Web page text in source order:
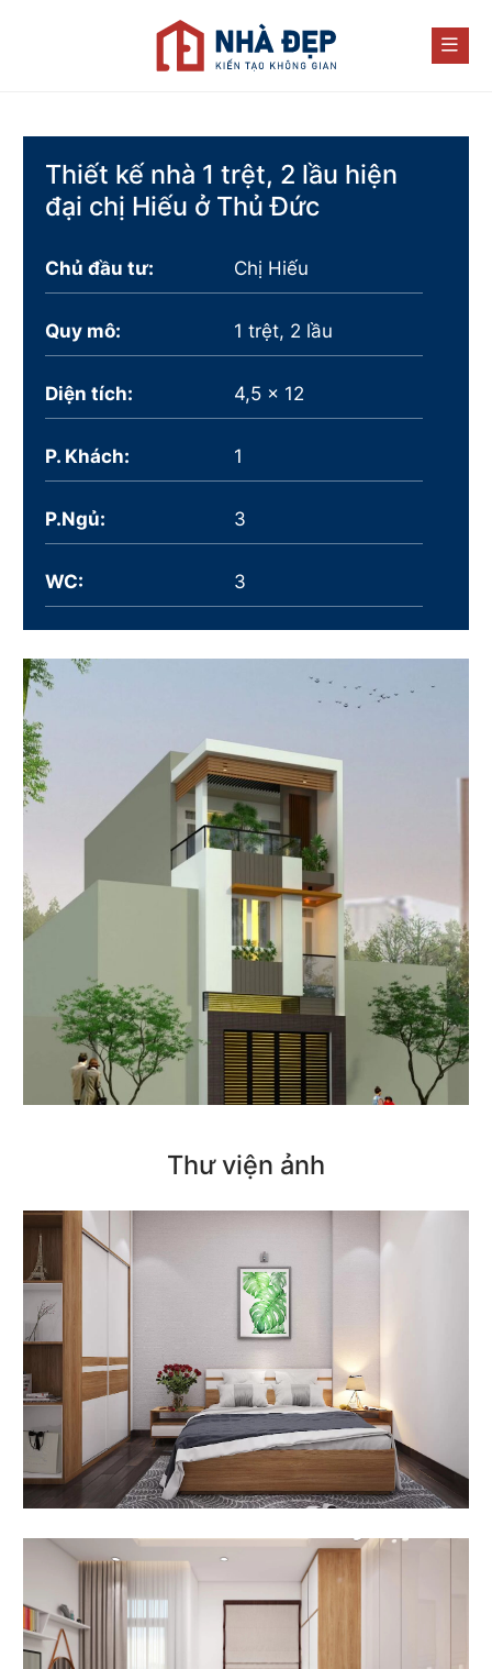
Thiết kế nhà 1 trệt, 2 lầu hiện
đại chị Hiếu ở Thủ Đức
Chủ đầu tư: Chị Hiếu
Quy mô: 1 trệt, 2 lầu
Diện tích: 4,5 x 12
P. Khách: 1
P.Ngủ: 3
WC: 3
Thư viện ảnh